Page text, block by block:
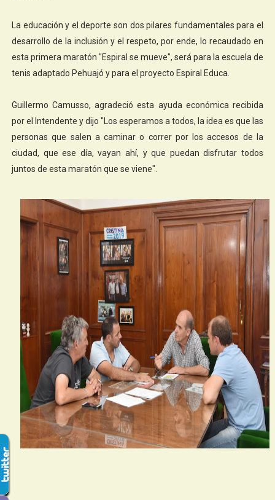
La educación y el deporte son dos pilares fundamentales para el
desarrollo de la inclusión y el respeto, por ende, lo recaudado en
esta primera maratón "Espiral se mueve", será para la escuela de
tenis adaptado Pehuajó y para el proyecto Espiral Educa.
Guillermo Camusso, agradeció esta ayuda económica recibida
por el Intendente y dijo "Los esperamos a todos, la idea es que las
personas que salen a caminar o correr por los accesos de la
ciudad, que ese día, vayan ahí, y que puedan disfrutar todos
juntos de esta maratón que se viene".